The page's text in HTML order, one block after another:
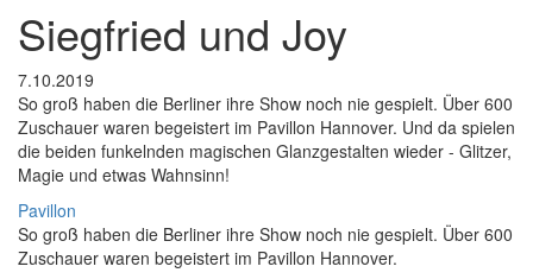
Siegfried und Joy
7.10.2019
So groß haben die Berliner ihre Show noch nie gespielt. Über 600
Zuschauer waren begeistert im Pavillon Hannover. Und da spielen
die beiden funkelnden magischen Glanzgestalten wieder - Glitzer,
Magie und etwas Wahnsinn!
Pavillon
So groß haben die Berliner ihre Show noch nie gespielt. Über 600
Zuschauer waren begeistert im Pavillon Hannover.